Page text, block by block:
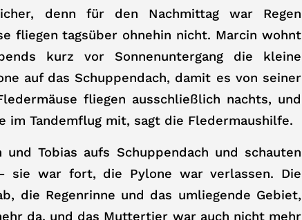
denn für den Nachmittag war Regen
fliegen tagsüber ohnehin nicht. Marcin wohnt
kurz vor Sonnenuntergang die kleine
auf das Schuppendach, damit es von seiner
fliegen ausschließlich nachts, und
im Tandemflug mit, sagt die Fledermaushilfe.
und Tobias aufs Schuppendach und schauten
sie war fort, die Pylone war verlassen. Die
die Regenrinne und das umliegende Gebiet,
da, und das Muttertier war auch nicht mehr